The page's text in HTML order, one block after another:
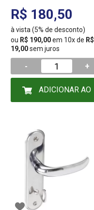
WC 54019429
R$ 180,50
à vista (5% de desconto)
ou R$ 190,00em 10x de R$
19,00sem juros
- +